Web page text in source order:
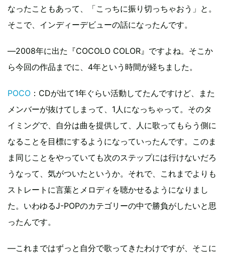
なったこともあって、「こっちに振り切っちゃおう」と。
そこで、インディーデビューの話になったんです。
―2008年に出た『COCOLO COLOR』ですよね。そこか
ら今回の作品までに、4年という時間が経ちました。
POCO ：CDが出て1年ぐらい活動してたんですけど、また
メンバーが抜けてしまって、1人になっちゃって。そのタ
イミングで、自分は曲を提供して、人に歌ってもらう側に
なることを目標にするようになっていったんです。このま
ま同じことをやっていても次のステップには行けないだろ
うなって、気がついたというか。それで、これまでよりも
ストレートに言葉とメロディを聴かせるようになりまし
た。いわゆるJ-POPのカテゴリーの中で勝負がしたいと思
ったんです。
―これまではずっと自分で歌ってきたわけですが、そこに